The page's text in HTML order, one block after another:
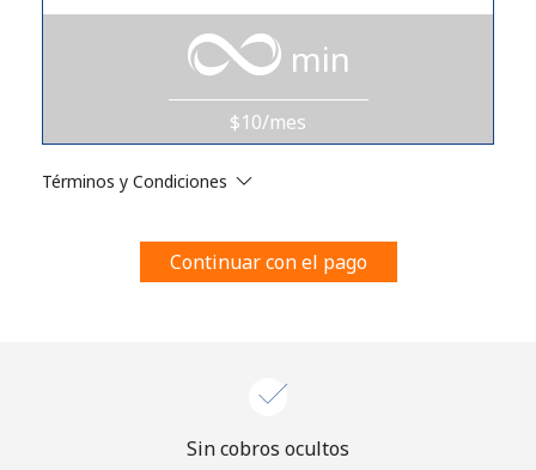
estosTérminos y condiciones.
Únete
¡Hola!
Inicia sesión oREGÍSTRATE →
min
$10/mes
Términos y Condiciones
Continuar con el pago
Sin cobros ocultos